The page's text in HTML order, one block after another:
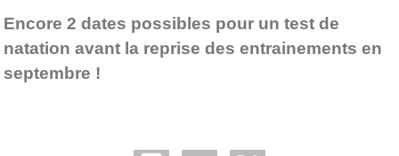
Encore 2 dates possibles pour un test de
natation avant la reprise des entrainements en
septembre !